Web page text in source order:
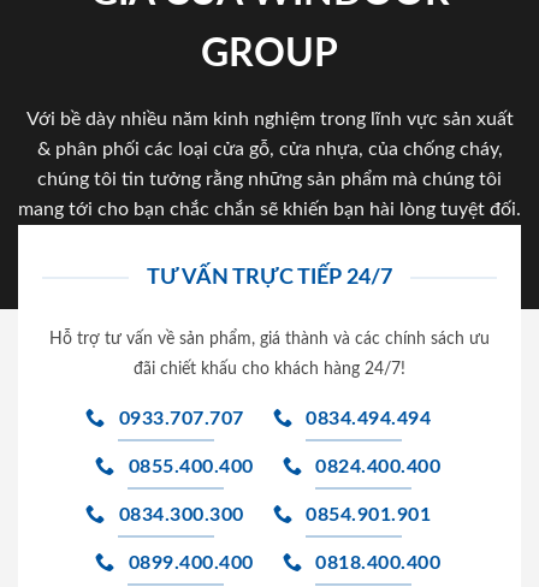
GROUP
Với bề dày nhiều năm kinh nghiệm trong lĩnh vực sản xuất
& phân phối các loại cửa gỗ, cửa nhựa, của chống cháy,
chúng tôi tin tưởng rằng những sản phẩm mà chúng tôi
mang tới cho bạn chắc chắn sẽ khiến bạn hài lòng tuyệt đối.
TƯ VẤN TRỰC TIẾP 24/7
Hỗ trợ tư vấn về sản phẩm, giá thành và các chính sách ưu
đãi chiết khấu cho khách hàng 24/7!
0933.707.707 0834.494.494
0855.400.400 0824.400.400
0834.300.300 0854.901.901
0899.400.400 0818.400.400